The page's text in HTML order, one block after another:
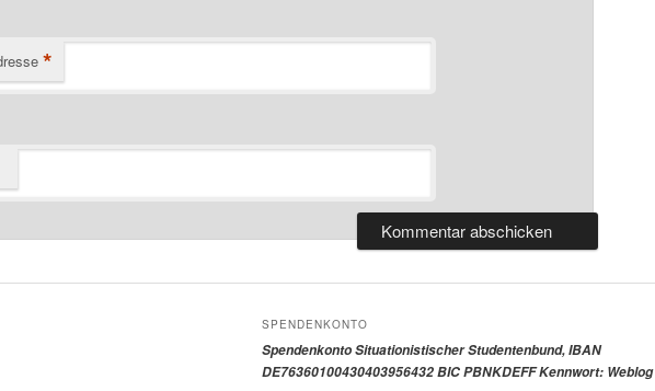
*
SPENDENKONTO
Spendenkonto Situationistischer Studentenbund, IBAN
DE76360100430403956432 BIC PBNKDEFF Kennwort: Weblog